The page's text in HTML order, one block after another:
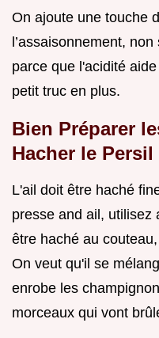
On ajoute une touche
l’assaisonnement,
parce que l'acidité
petit truc en plus.
Bien Préparer
Hacher le Persil
L'ail doit être haché
presse and ail, utilisez
être haché au
On veut qu'il se
enrobe les
morceaux qui vont